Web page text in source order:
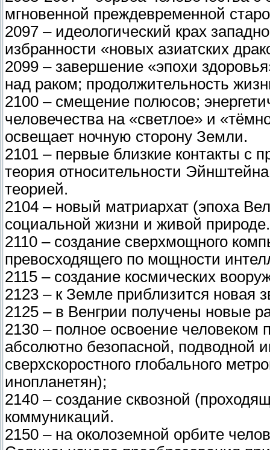
мгновенной преждевременной
2097 – идеологический крах
избранности «новых азиатских
2099 – завершение «эпохи
над раком; продолжительность
2100 – смещение полюсов;
человечества на «светлое» и
освещает ночную сторону Земли.
2101 – первые близкие контакты с
теория относительности
теорией.
2104 – новый матриархат (эпоха
социальной жизни и живой природе.
2110 – создание сверхмощного
превосходящего по мощности
2115 – создание космических
2123 – к Земле приблизится новая
2125 – в Венгрии получены новые
2130 – полное освоение человеком
абсолютно безопасной, подводной
сверхскоростного глобального
инопланетян);
2140 – создание сквозной
коммуникаций.
2150 – на околоземной орбите